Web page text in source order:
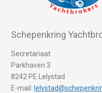
Schepenkring
Secretariaat
Parkhaven 3
8242 PE Lelystad
E-mail: